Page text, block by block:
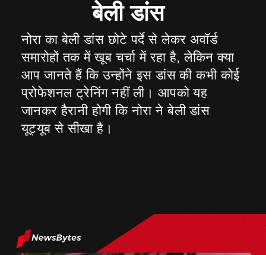
बेली डांस
नोरा का बेली डांस छोटे पर्दे से लेकर अवॉर्ड
समारोहों तक में खूब चर्चा में रहा है, लेकिन क्या
आप जानते हैं कि उन्होंने इस डांस की कभी कोई
प्रोफेशनल ट्रेनिंग नहीं ली। आपको यह
जानकर हैरानी होगी कि नोरा ने बेली डांस